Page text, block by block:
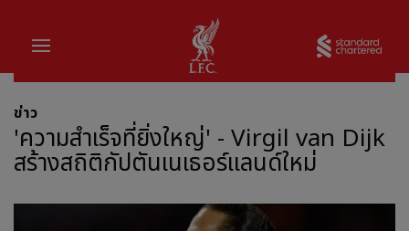
บ้าน
ข่าว
'ความสำเร็จที่ยิ่งใหญ่' - Virgil van Dijk
สร้างสถิติกัปตันเนเธอร์แลนด์ใหม่